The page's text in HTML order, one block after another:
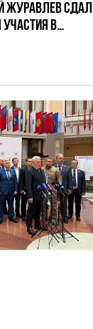
ЖУРАВЛЕВ СДАЛ
В